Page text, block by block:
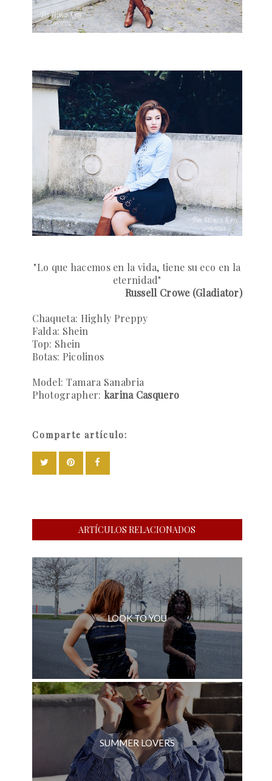
"Lo que hacemos en la vida, tiene su eco en la
eternidad"
Russell Crowe (Gladiator)
Chaqueta: Highly Preppy
Falda: Shein
Top: Shein
Botas: Picolinos
Model: Tamara Sanabria
Photographer: karina Casquero
Comparte artículo:
ARTÍCULOS RELACIONADOS
LOOK TO YOU
SUMMER LOVERS